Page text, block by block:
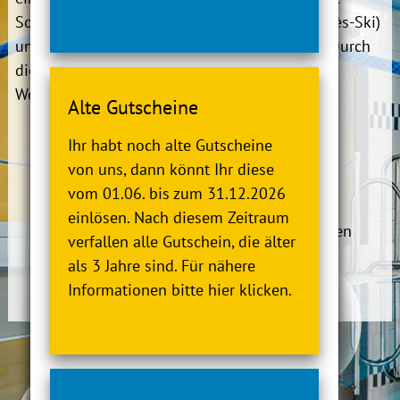
Alte Gutscheine
Ihr habt noch alte Gutscheine
von uns, dann könnt Ihr diese
vom 01.06. bis zum 31.12.2026
einlösen. Nach diesem Zeitraum
verfallen alle Gutschein, die älter
als 3 Jahre sind. Für nähere
Informationen bitte hier klicken.
Sound- und Lichteffekten (Disko, Gewitter, Après-Ski)
und rutscht die 65 m lange Abfahrt hinunter. Durch
die integrierte Zeitmessung können kleine
Wettkämpfe ausgefochten werden.
Wassertemperatur ca. 29,5 °C
65 m lange Wasserrutsche
2,40 m breite Rutschröhre
1, 2 und 3 Personenrutschreifen
Auswahl aus 3 unterschiedlichen Szenarien
Ampelsteuerung
Rutschzeitmessung